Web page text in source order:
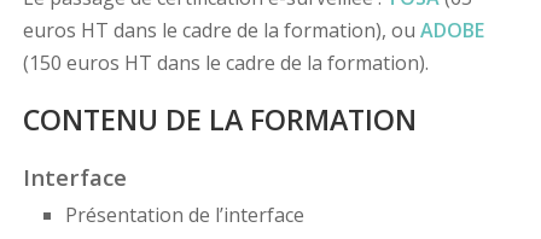
euros HT dans le cadre de la formation), ou ADOBE
(150 euros HT dans le cadre de la formation).
CONTENU DE LA FORMATION
Interface
Présentation de l’interface